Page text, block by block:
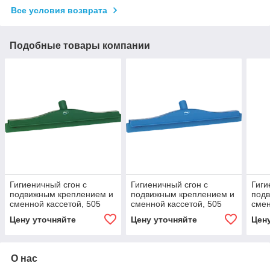
Все условия возврата
Подобные товары компании
Гигиеничный сгон с
подвижным креплением и
сменной кассетой, 505
Цену уточняйте
Гигиеничный сгон с
подвижным креплением и
сменной кассетой, 505
Цену уточняйте
О нас